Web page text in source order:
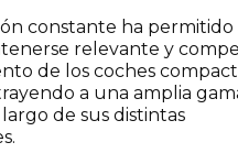
constante ha permitido
relevante y
de los coches
a una amplia
de sus distintas